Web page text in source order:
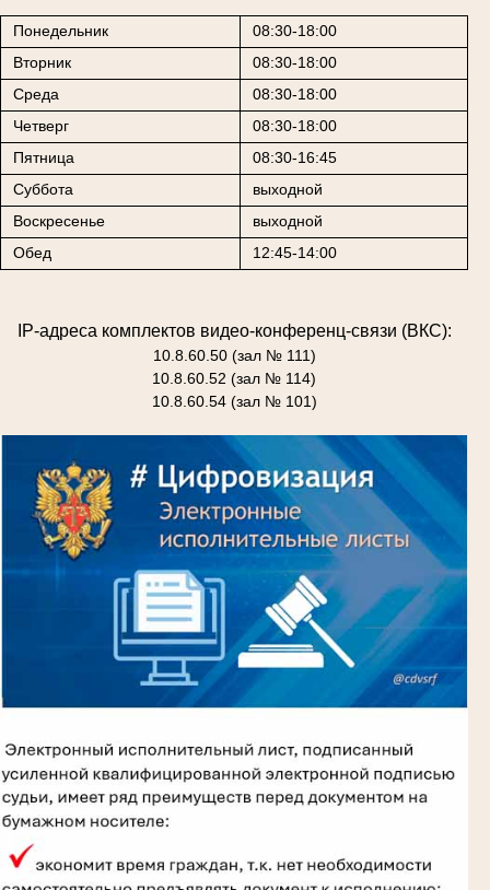
Понедельник
08:30-18:00
Вторник
08:30-18:00
Среда
08:30-18:00
Четверг
08:30-18:00
Пятница
08:30-16:45
Суббота
выходной
Воскресенье
выходной
Обед
12:45-14:00
IP-адреса комплектов видео-конференц-связи (ВКС):
10.8.60.50 (зал № 111)
10.8.60.52 (зал № 114)
10.8.60.54 (зал № 101)